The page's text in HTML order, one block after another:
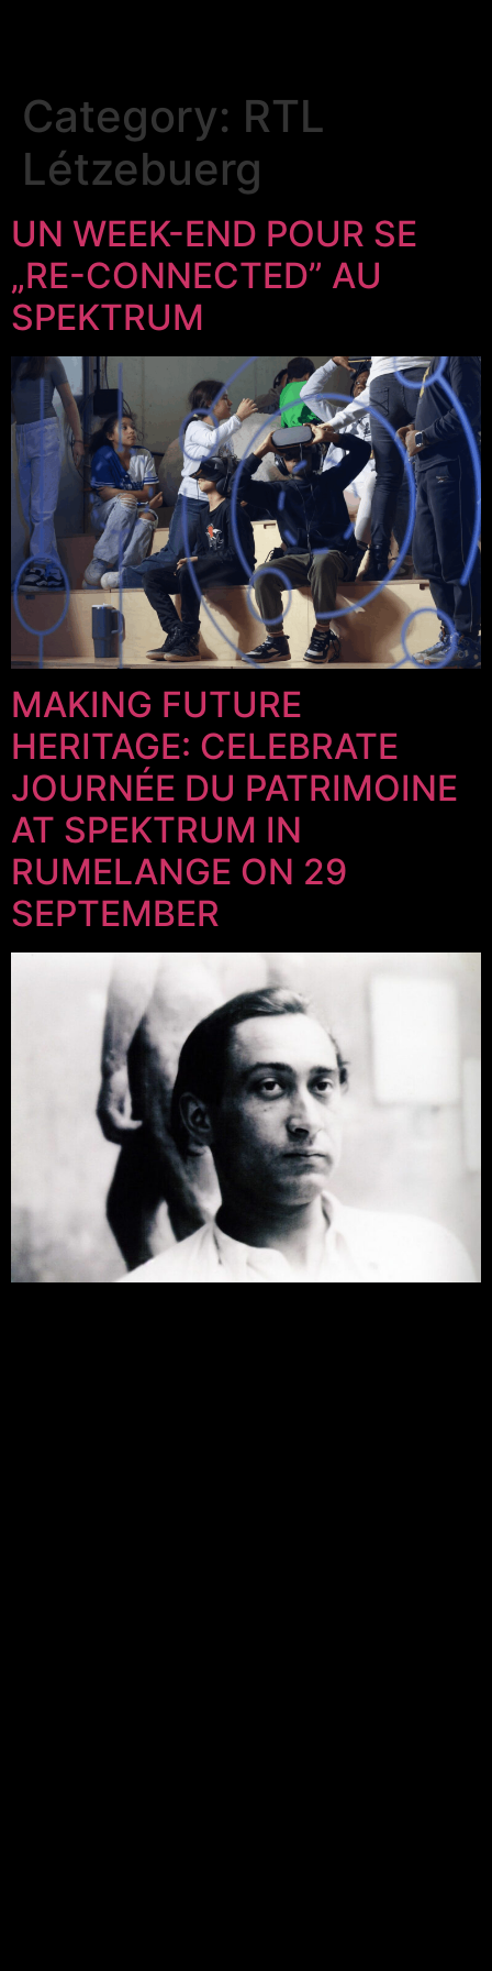
Category: RTL
Létzebuerg
UN WEEK-END POUR SE
„RE-CONNECTED” AU
SPEKTRUM
MAKING FUTURE
HERITAGE: CELEBRATE
JOURNÉE DU PATRIMOINE
AT SPEKTRUM IN
RUMELANGE ON 29
SEPTEMBER